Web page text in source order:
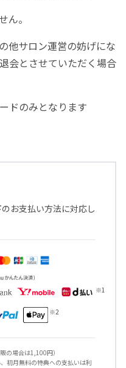
ん。
他サロン運営の妨げにな
会とさせていただく場合
ドのみとなります
お支払い方法に対応し
の場合は1,100円）
初月無料の特典への支払いは利